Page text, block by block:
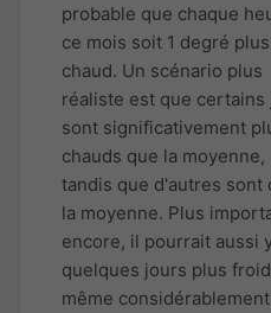
probable que chaque
ce mois soit 1 degré plus
chaud. Un scénario plus
réaliste est que certains
sont significativement
chauds que la moyenne,
tandis que d'autres sont
la moyenne. Plus
encore, il pourrait aussi
quelques jours plus
même